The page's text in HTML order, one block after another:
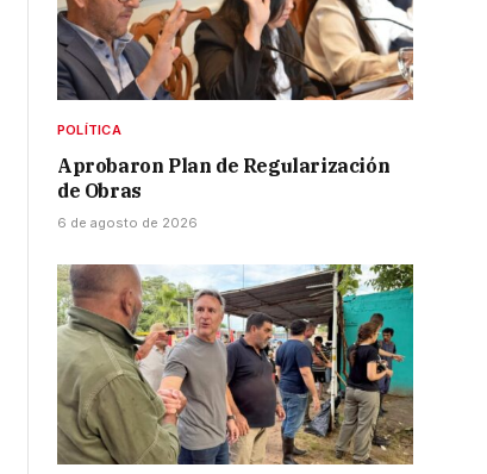
POLÍTICA
Aprobaron Plan de Regularización
de Obras
6 de agosto de 2026